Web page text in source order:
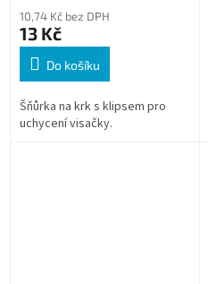
10,74 Kč bez DPH
13 Kč
Do košíku
Šňůrka na krk s klipsem pro
uchycení visačky.